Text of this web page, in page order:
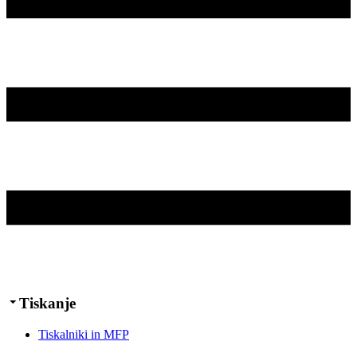
Tiskanje
Tiskalniki in MFP